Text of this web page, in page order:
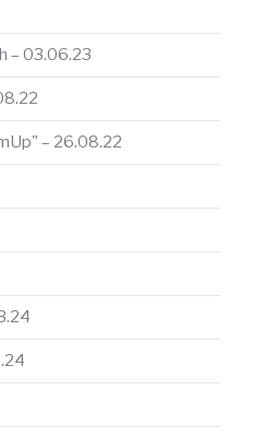
– 03.06.23
– 26.08.22